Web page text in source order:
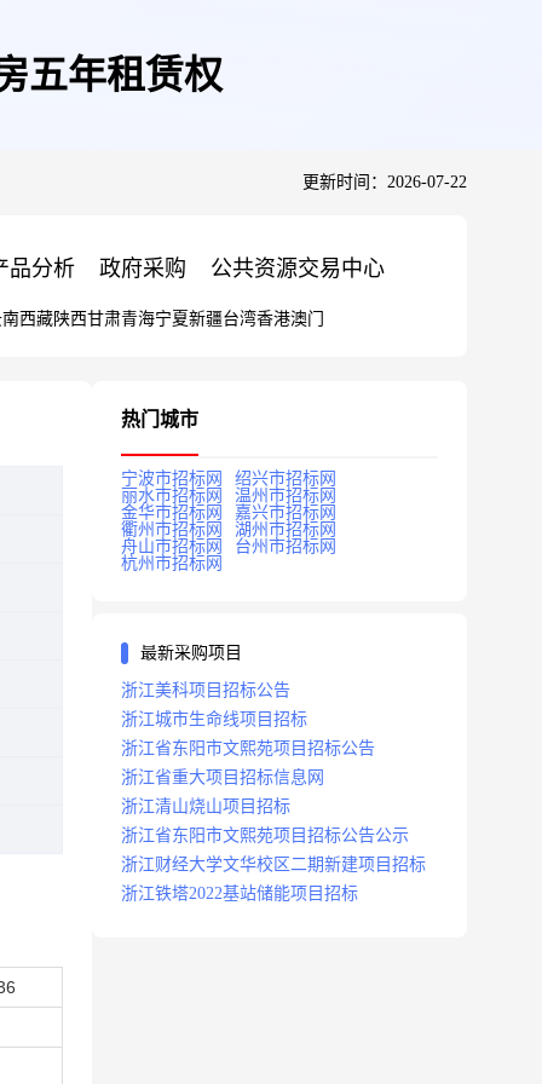
五年租赁权
更新时间：2026-07-22
品分析 政府采购 公共资源交易中心
西藏陕西甘肃青海宁夏新疆台湾香港澳门
热门城市
宁波市招标网
绍兴市招标网
丽水市招标网
温州市招标网
金华市招标网
嘉兴市招标网
衢州市招标网
湖州市招标网
舟山市招标网
台州市招标网
杭州市招标网
最新采购项目
浙江美科项目招标公告
浙江城市生命线项目招标
浙江省东阳市文熙苑项目招标公告
浙江省重大项目招标信息网
浙江清山烧山项目招标
浙江省东阳市文熙苑项目招标公告公示
浙江财经大学文华校区二期新建项目招标
浙江铁塔2022基站储能项目招标